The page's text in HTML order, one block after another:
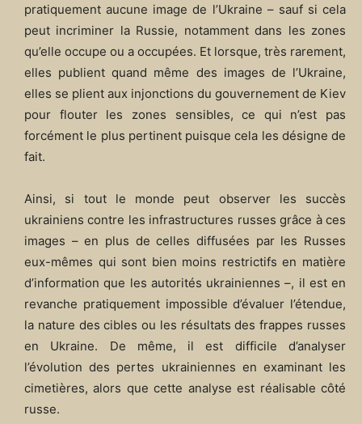
pratiquement aucune image de l’Ukraine – sauf si cela
peut incriminer la Russie, notamment dans les zones
qu’elle occupe ou a occupées. Et lorsque, très rarement,
elles publient quand même des images de l’Ukraine,
elles se plient aux injonctions du gouvernement de Kiev
pour flouter les zones sensibles, ce qui n’est pas
forcément le plus pertinent puisque cela les désigne de
fait.
Ainsi, si tout le monde peut observer les succès
ukrainiens contre les infrastructures russes grâce à ces
images – en plus de celles diffusées par les Russes
eux-mêmes qui sont bien moins restrictifs en matière
d’information que les autorités ukrainiennes –, il est en
revanche pratiquement impossible d’évaluer l’étendue,
la nature des cibles ou les résultats des frappes russes
en Ukraine. De même, il est difficile d’analyser
l’évolution des pertes ukrainiennes en examinant les
cimetières, alors que cette analyse est réalisable côté
russe.